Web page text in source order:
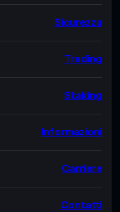
Sicurezza
Trading
Staking
Informazioni
Carriere
Contatti